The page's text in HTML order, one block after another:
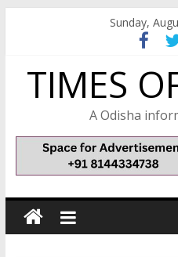
Sunday,
TIMES
A Odisha